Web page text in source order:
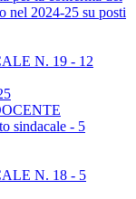
nel 2024-25 su posti
N. 19 - 12
sindacale - 5
N. 18 - 5